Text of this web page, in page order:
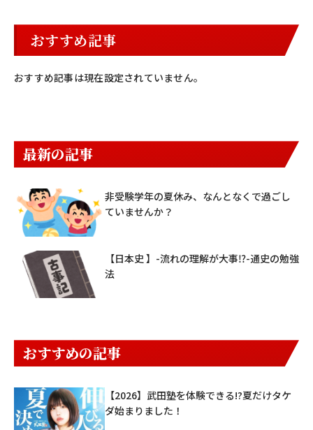
おすすめ記事
おすすめ記事は現在設定されていません。
最新の記事
非受験学年の夏休み、なんとなくで過ごし
ていませんか？
【日本史 】-流れの理解が大事⁉-通史の勉強
法
おすすめの記事
【2026】武田塾を体験できる!?夏だけタケ
ダ始まりました！